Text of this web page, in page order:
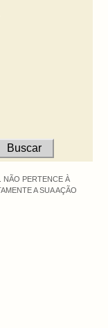
NÃO PERTENCE À
A SUA AÇÃO